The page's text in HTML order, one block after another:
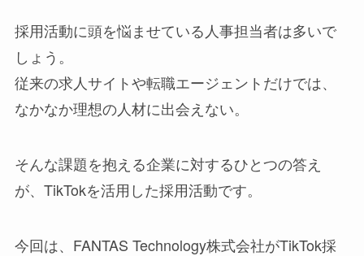
採用活動に頭を悩ませている人事担当者は多いで
しょう。
従来の求人サイトや転職エージェントだけでは、
なかなか理想の人材に出会えない。
そんな課題を抱える企業に対するひとつの答え
が、TikTokを活用した採用活動です。
今回は、FANTAS Technology株式会社がTikTok採